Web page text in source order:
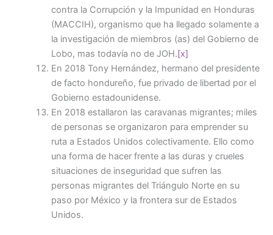
contra la Corrupción y la Impunidad en Honduras
(MACCIH), organismo que ha llegado solamente a
la investigación de miembros (as) del Gobierno de
Lobo, mas todavía no de JOH. [x]
En 2018 Tony Hernández, hermano del presidente
de facto hondureño, fue privado de libertad por el
Gobierno estadounidense.
En 2018 estallaron las caravanas migrantes; miles
de personas se organizaron para emprender su
ruta a Estados Unidos colectivamente. Ello como
una forma de hacer frente a las duras y crueles
situaciones de inseguridad que sufren las
personas migrantes del Triángulo Norte en su
paso por México y la frontera sur de Estados
Unidos.